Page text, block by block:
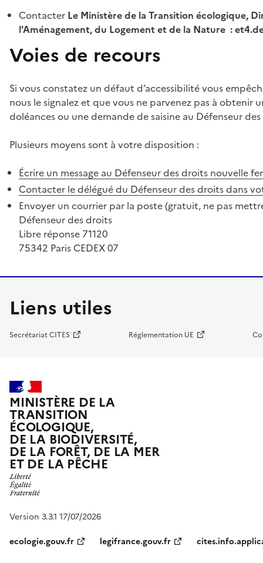
Contacter Le Ministère de la Transition écologique,
l'Aménagement, du Logement et de la Nature :
Voies de recours
Si vous constatez un défaut d’accessibilité vous
nous le signalez et que vous ne parvenez pas à
doléances ou une demande de saisine au Défenseur
Plusieurs moyens sont à votre disposition :
Écrire un message au Défenseur des droits nouvelle
Contacter le délégué du Défenseur des droits dans
Envoyer un courrier par la poste (gratuit, ne pas
Défenseur des droits
Libre réponse 71120
75342 Paris CEDEX 07
Liens utiles
Secrétariat CITES Réglementation UE
MINISTÈRE DE LA
TRANSITION
ÉCOLOGIQUE,
DE LA BIODIVERSITÉ,
DE LA FORÊT, DE LA MER
ET DE LA PÊCHE
Version 3.3.1 17/07/2026
ecologie.gouv.fr
legifrance.gouv.fr